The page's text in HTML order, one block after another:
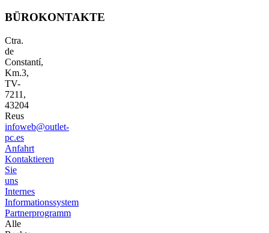
BÜROKONTAKTE
Ctra.
de
Constantí,
Km.3,
TV-
7211,
43204
Reus
infoweb@outlet-
pc.es
Anfahrt
Kontaktieren
Sie
uns
Internes
Informationssystem
Partnerprogramm
Alle